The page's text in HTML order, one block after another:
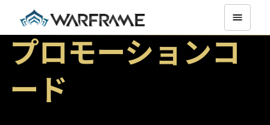
プロモーションコ
ード